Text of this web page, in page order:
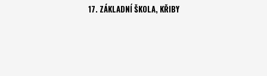
17. ZÁKLADNÍ ŠKOLA, KŘIBY